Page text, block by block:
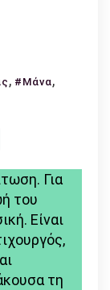
, #Μάνα,
LinkΓια
του
Είναι
τη